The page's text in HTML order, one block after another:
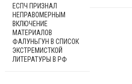
ЕСПЧ ПРИЗНАЛ
НЕПРАВОМЕРНЫМ
ВКЛЮЧЕНИЕ
МАТЕРИАЛОВ
ФАЛУНЬГУН В СПИСОК
ЭКСТРЕМИСТКОЙ
ЛИТЕРАТУРЫ В РФ